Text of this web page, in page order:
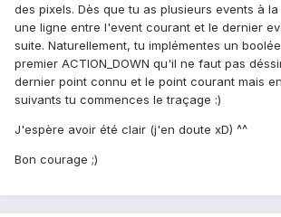
des pixels. Dès que tu as plusieurs events à
une ligne entre l'event courant et le dernier
suite. Naturellement, tu implémentes un
premier ACTION_DOWN qu'il ne faut pas
dernier point connu et le point courant mais
suivants tu commences le traçage :)
J'espère avoir été clair (j'en doute xD) ^^
Bon courage ;)